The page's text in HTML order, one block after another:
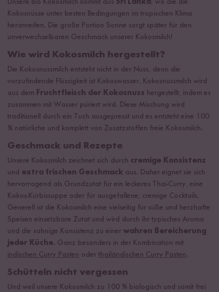
Unsere Bio Kokosmilch kommt aus Sri Lanka, wo die die
Kokosnüsse unter besten Bedingungen im tropischen Klima
heranreifen. Die große Portion Sonne sorgt später für den
unverwechselbaren Geschmack unserer Kokosmilch!
Wie wird Kokosmilch hergestellt?
Die Kokosnussmilch entsteht nicht in der Nuss, denn die
vorzufindende Flüssigkeit ist Kokoswasser. Kokosnussmilch wird
aus dem Fruchtfleisch der Kokosnuss hergestellt, indem es
zusammen mit Wasser püriert wird. Diese Mischung wird
traditionell durch ein Tuch ausgepresst und es entsteht eine 100
% natürliche und komplett von Zusatzstoffen freie Kokosmilch.
Geschmack und Rezepte
Unsere Kokosmilch zeichnet sich durch cremige Konsistenz
und extra frischen Geschmack aus. Daher eignet sie sich
hervorragend als Grundzutat für ein leckeres Thai-Curry, eine
Kokos-Kürbissuppe oder für ausgefallene, cremige Cocktails.
Generell ist die Kokosmilch eine vielseitig für süße und herzhafte
Speisen einsetzbare Zutat und wird durch ihr typisches Aroma
und die sahnige Konsistenz zu einer wahren Bereicherung
jeder Küche. Ganz besonders in der Kombination mit
indischen Curry Pasten oder thailändischen Curry Pasten.
Schütteln nicht vergessen
Und weil unsere Kokosmilch zu 100 % biologisch und somit frei